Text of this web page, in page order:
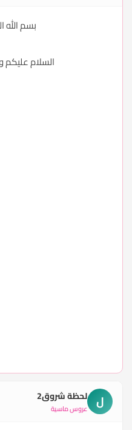
بسم الله
السلام عليكم
ل لحظة شروق2
عروس ماسية